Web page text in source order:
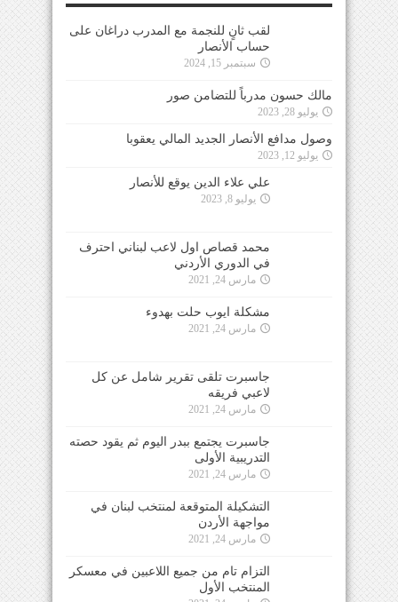
لقب ثانٍ للنجمة مع المدرب دراغان على
حساب الأنصار
سبتمبر 15, 2024
مالك حسون مدرباً للتضامن صور
يوليو 28, 2023
وصول مدافع الأنصار الجديد المالي يعقوبا
يوليو 12, 2023
علي علاء الدين يوقع للأنصار
يوليو 8, 2023
محمد قصاص اول لاعب لبناني احترف
في الدوري الأردني
مارس 24, 2021
مشكلة ايوب حلت بهدوء
مارس 24, 2021
جاسبرت تلقى تقرير شامل عن كل
لاعبي فريقه
مارس 24, 2021
جاسبرت يجتمع ببدر اليوم ثم يقود حصته
التدريبية الأولى
مارس 24, 2021
التشكيلة المتوقعة لمنتخب لبنان في
مواجهة الأردن
مارس 24, 2021
التزام تام من جميع اللاعبين في معسكر
المنتخب الأول